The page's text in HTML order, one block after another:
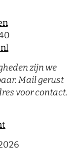
zijn we
Mail gerust
voor contact.